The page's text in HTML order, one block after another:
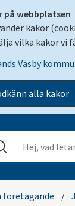
på webbplatsen
kakor
vilka kakor vi
Väsby
alla kakor
företagande /